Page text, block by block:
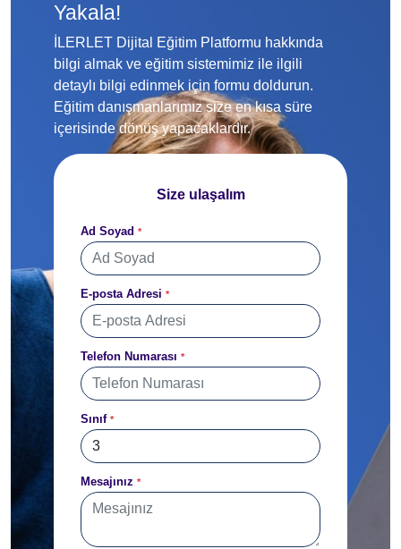
Yakala!
İLERLET Dijital Eğitim Platformu hakkında
bilgi almak ve eğitim sistemimiz ile ilgili
detaylı bilgi edinmek için formu doldurun.
Eğitim danışmanlarımız size en kısa süre
içerisinde dönüş yapacaklardır.
Size ulaşalım
Ad Soyad *
E-posta Adresi *
Telefon Numarası *
Sınıf *
Mesajınız *